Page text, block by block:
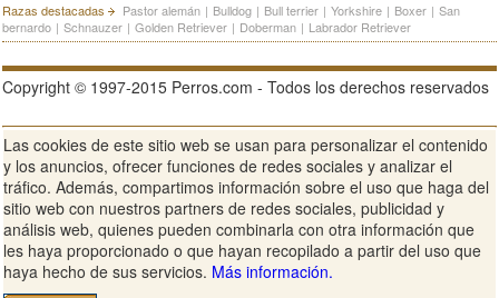
Razas destacadas
Pastor alemán | Bulldog | Bull terrier | Yorkshire | Boxer | San
bernardo | Schnauzer | Golden Retriever | Doberman | Labrador Retriever
Copyright © 1997-2015 Perros.com - Todos los derechos reservados
Publicidad en Perros.com | Contacte | Aviso Legal Política de
privacidad | Condiciones de uso
Ver sitio web completo
Las cookies de este sitio web se usan para personalizar el contenido
y los anuncios, ofrecer funciones de redes sociales y analizar el
tráfico. Además, compartimos información sobre el uso que haga del
sitio web con nuestros partners de redes sociales, publicidad y
análisis web, quienes pueden combinarla con otra información que
les haya proporcionado o que hayan recopilado a partir del uso que
haya hecho de sus servicios. Más información.